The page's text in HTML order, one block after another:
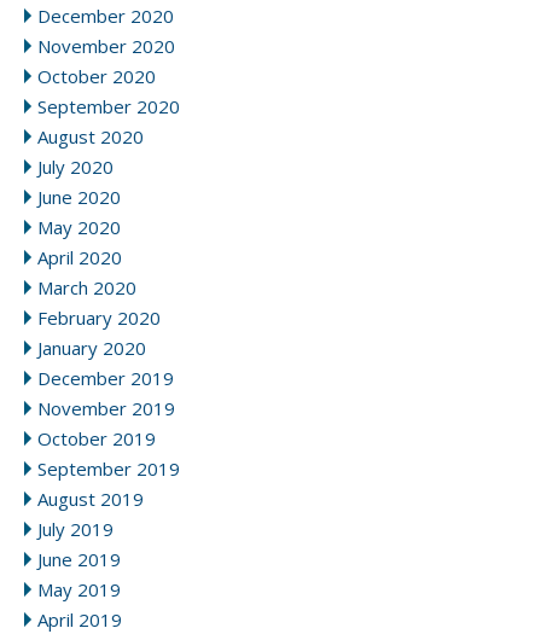
December 2020
November 2020
October 2020
September 2020
August 2020
July 2020
June 2020
May 2020
April 2020
March 2020
February 2020
January 2020
December 2019
November 2019
October 2019
September 2019
August 2019
July 2019
June 2019
May 2019
April 2019